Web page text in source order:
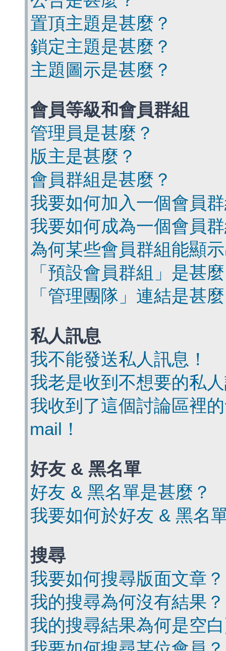
置頂主題是甚麼？
鎖定主題是甚麼？
主題圖示是甚麼？
會員等級和會員群組
管理員是甚麼？
版主是甚麼？
會員群組是甚麼？
我要如何加入一個會員
我要如何成為一個會員
為何某些會員群組能顯
「預設會員群組」是甚
「管理團隊」連結是甚
私人訊息
我不能發送私人訊息！
我老是收到不想要的私
我收到了這個討論區裡
mail！
好友 & 黑名單
好友 & 黑名單是甚麼？
我要如何於好友 & 黑名
搜尋
我要如何搜尋版面文章？
我的搜尋為何沒有結果？
我的搜尋結果為何是空